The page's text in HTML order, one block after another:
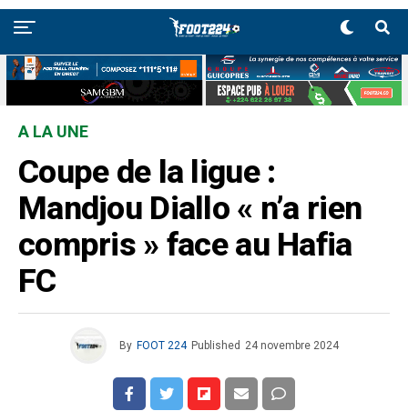
A LA UNE
Coupe de la ligue :
Mandjou Diallo « n’a rien
compris » face au Hafia
FC
By FOOT 224 Published 24 novembre 2024